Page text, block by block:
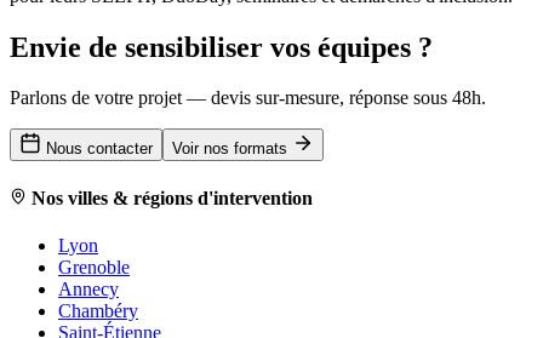
Envie de sensibiliser vos équipes ?
Parlons de votre projet — devis sur-mesure, réponse sous 48h.
Nous contacter Voir nos formats
Nos villes & régions d'intervention
Lyon
Grenoble
Annecy
Chambéry
Saint-Étienne